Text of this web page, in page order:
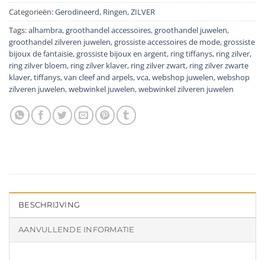
Categorieën:Gerodineerd, Ringen,ZILVER
Tags:alhambra,groothandel accessoires,groothandel juwelen,
groothandel zilveren juwelen,grossiste accessoires de mode,grossiste
bijoux de fantaisie,grossiste bijoux en argent, ring tiffanys, ring zilver,
ring zilver bloem, ring zilver klaver, ring zilver zwart, ring zilver zwarte
klaver,tiffanys,van cleef and arpels,vca,webshop juwelen,webshop
zilveren juwelen,webwinkel juwelen,webwinkel zilveren juwelen
BESCHRIJVING
AANVULLENDE INFORMATIE